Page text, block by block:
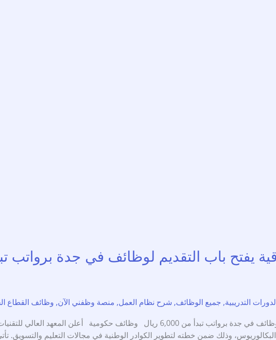
يفتح باب التقديم لوظائف في جدة برواتب تبدأ من
التدريبية, جميع الوظائف, شرح نظام العمل, منصة وظفني الآن, وظائف القطاع
المعهد العالي للتقنيات الورقية يفتح باب التقديم لوظائف في جدة برواتب تبدأ من
البكالوريوس، وذلك ضمن خطته لتطوير الكوادر الوطنية في مجالات التعليم والتسويق.